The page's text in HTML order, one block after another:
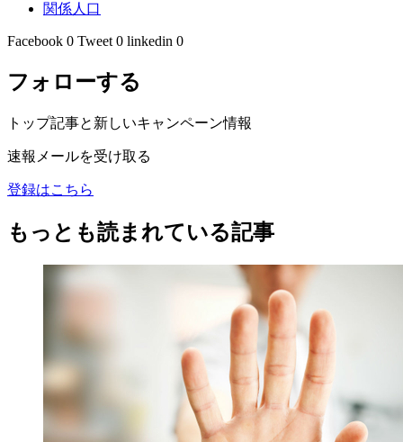
関係人口
Facebook 0 Tweet 0 linkedin 0
フォローする
トップ記事と新しいキャンペーン情報
速報メールを受け取る
登録はこちら
もっとも読まれている記事